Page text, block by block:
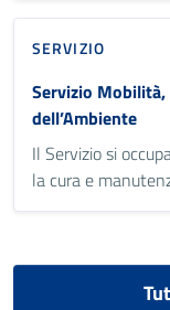
SERVIZIO
Servizio Mobilità,
dell’Ambiente
Il Servizio si
la cura e